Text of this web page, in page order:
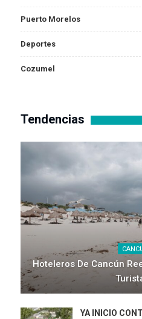
Puerto Morelos
Deportes
Cozumel
Tendencias
Hoteleros De Cancún
YA INICIO